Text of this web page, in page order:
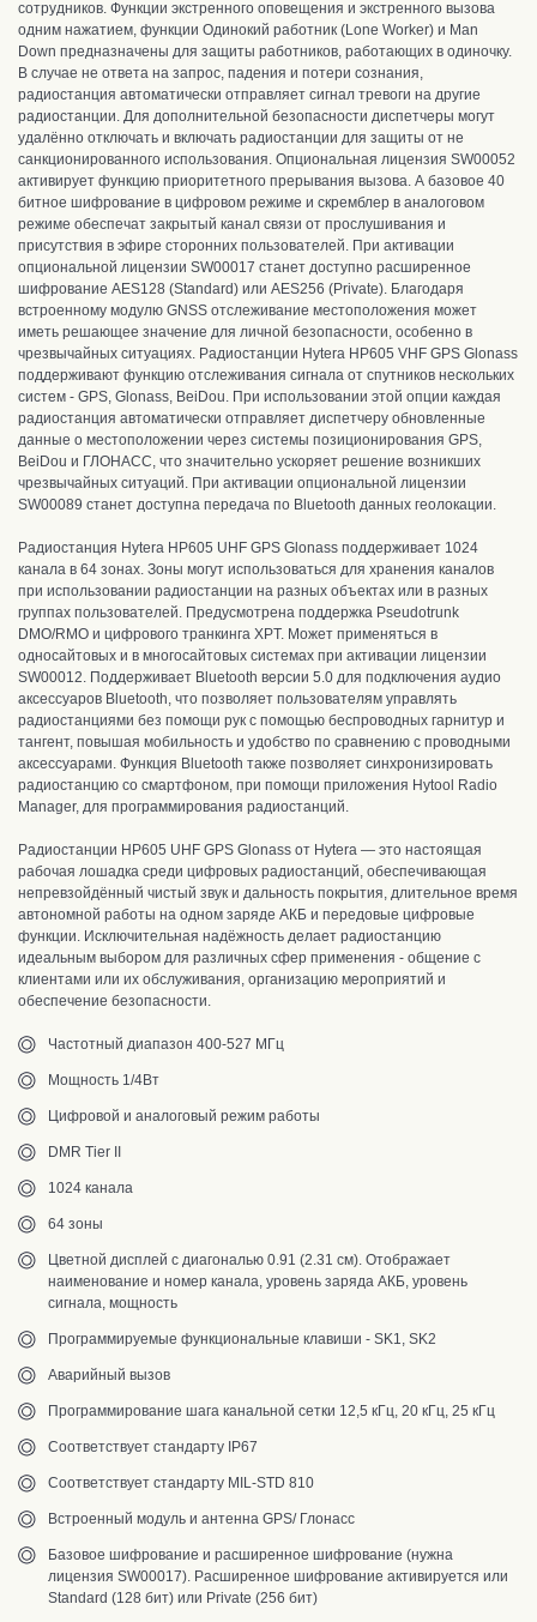
сотрудников. Функции экстренного оповещения и экстренного вызова
одним нажатием, функции Одинокий работник (Lone Worker) и Man
Down предназначены для защиты работников, работающих в одиночку.
В случае не ответа на запрос, падения и потери сознания,
радиостанция автоматически отправляет сигнал тревоги на другие
радиостанции. Для дополнительной безопасности диспетчеры могут
удалённо отключать и включать радиостанции для защиты от не
санкционированного использования. Опциональная лицензия SW00052
активирует функцию приоритетного прерывания вызова. А базовое 40
битное шифрование в цифровом режиме и скремблер в аналоговом
режиме обеспечат закрытый канал связи от прослушивания и
присутствия в эфире сторонних пользователей. При активации
опциональной лицензии SW00017 станет доступно расширенное
шифрование AES128 (Standard) или AES256 (Private). Благодаря
встроенному модулю GNSS отслеживание местоположения может
иметь решающее значение для личной безопасности, особенно в
чрезвычайных ситуациях. Радиостанции Hytera HP605 VHF GPS Glonass
поддерживают функцию отслеживания сигнала от спутников нескольких
систем - GPS, Glonass, BeiDou. При использовании этой опции каждая
радиостанция автоматически отправляет диспетчеру обновленные
данные о местоположении через системы позиционирования GPS,
BeiDou и ГЛОНАСС, что значительно ускоряет решение возникших
чрезвычайных ситуаций. При активации опциональной лицензии
SW00089 станет доступна передача по Bluetooth данных геолокации.
Радиостанция Hytera HP605 UHF GPS Glonass поддерживает 1024
канала в 64 зонах. Зоны могут использоваться для хранения каналов
при использовании радиостанции на разных объектах или в разных
группах пользователей. Предусмотрена поддержка Pseudotrunk
DMO/RMO и цифрового транкинга XPT. Может применяться в
односайтовых и в многосайтовых системах при активации лицензии
SW00012. Поддерживает Bluetooth версии 5.0 для подключения аудио
аксессуаров Bluetooth, что позволяет пользователям управлять
радиостанциями без помощи рук с помощью беспроводных гарнитур и
тангент, повышая мобильность и удобство по сравнению с проводными
аксессуарами. Функция Bluetooth также позволяет синхронизировать
радиостанцию со смартфоном, при помощи приложения Hytool Radio
Manager, для программирования радиостанций.
Радиостанции HP605 UHF GPS Glonass от Hytera — это настоящая
рабочая лошадка среди цифровых радиостанций, обеспечивающая
непревзойдённый чистый звук и дальность покрытия, длительное время
автономной работы на одном заряде АКБ и передовые цифровые
функции. Исключительная надёжность делает радиостанцию
идеальным выбором для различных сфер применения - общение с
клиентами или их обслуживания, организацию мероприятий и
обеспечение безопасности.
Частотный диапазон 400-527 МГц
Мощность 1/4Вт
Цифровой и аналоговый режим работы
DMR Tier II
1024 канала
64 зоны
Цветной дисплей с диагональю 0.91 (2.31 см). Отображает
наименование и номер канала, уровень заряда АКБ, уровень
сигнала, мощность
Программируемые функциональные клавиши - SK1, SK2
Аварийный вызов
Программирование шага канальной сетки 12,5 кГц, 20 кГц, 25 кГц
Соответствует стандарту IP67
Соответствует стандарту MIL-STD 810
Встроенный модуль и антенна GPS/ Глонасс
Базовое шифрование и расширенное шифрование (нужна
лицензия SW00017). Расширенное шифрование активируется или
Standard (128 бит) или Private (256 бит)